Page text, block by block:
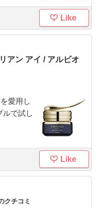
Like
アン アイ / アルビオ
愛用し
ルで試し
Like
クチコミ